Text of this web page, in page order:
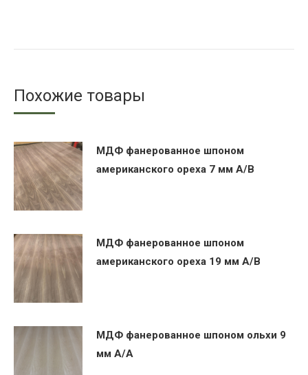
Похожие товары
МДФ фанерованное шпоном
американского ореха 7 мм А/В
МДФ фанерованное шпоном
американского ореха 19 мм А/В
МДФ фанерованное шпоном ольхи 9
мм А/А